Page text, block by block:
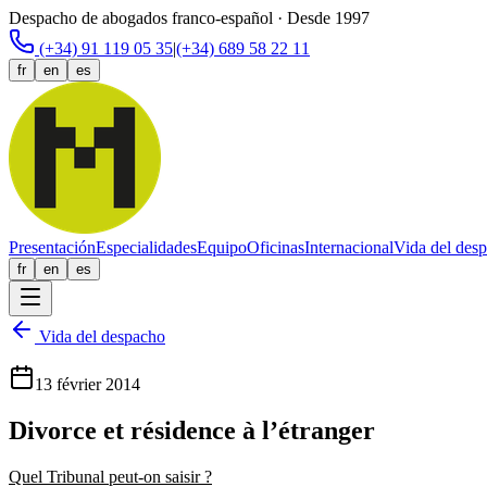
Despacho de abogados franco-español · Desde 1997
(+34) 91 119 05 35|(+34) 689 58 22 11
fr en es
PresentaciónEspecialidadesEquipoOficinasInternacionalVida del
fr en es
Vida del despacho
13 février 2014
Divorce et résidence à l’étranger
Quel Tribunal peut-on saisir ?